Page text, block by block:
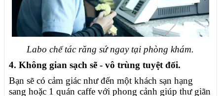
Labo chế tác răng sứ ngay tại phòng khám.
4. Không gian sạch sẽ - vô trùng tuyệt đối.
Bạn sẽ có cảm giác như đến một khách sạn hạng
sang hoặc 1 quán caffe với phong cảnh giúp thư giãn